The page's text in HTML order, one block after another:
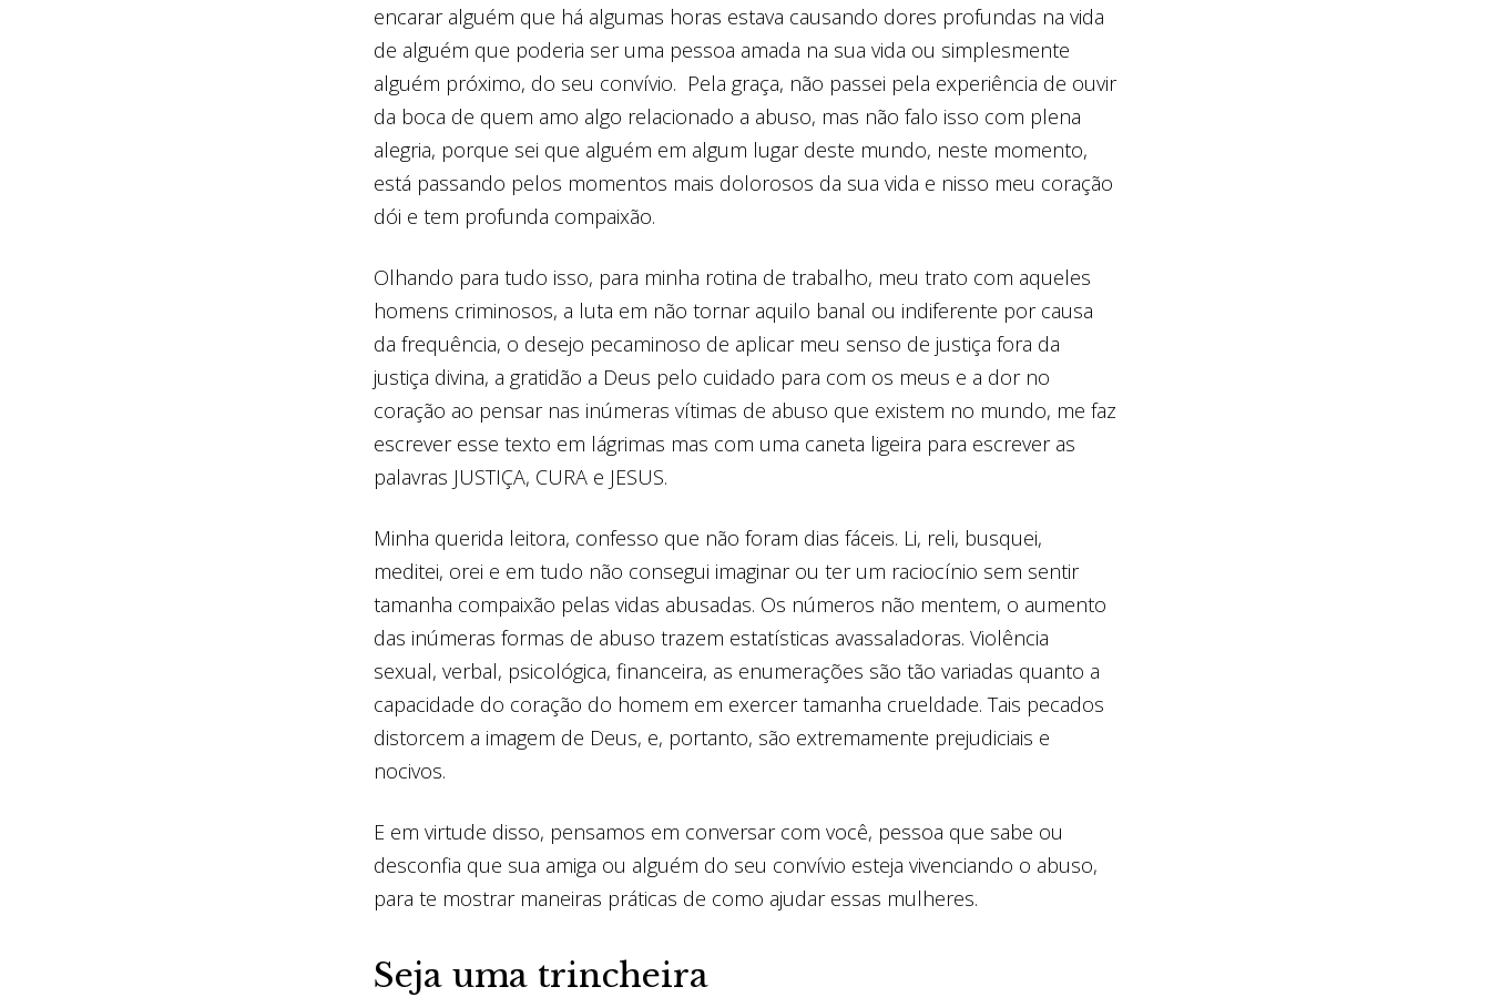
encarar alguém que há algumas horas estava causando dores profundas na vida
de alguém que poderia ser uma pessoa amada na sua vida ou simplesmente
alguém próximo, do seu convívio. Pela graça, não passei pela experiência de ouvir
da boca de quem amo algo relacionado a abuso, mas não falo isso com plena
alegria, porque sei que alguém em algum lugar deste mundo, neste momento,
está passando pelos momentos mais dolorosos da sua vida e nisso meu coração
dói e tem profunda compaixão.
Olhando para tudo isso, para minha rotina de trabalho, meu trato com aqueles
homens criminosos, a luta em não tornar aquilo banal ou indiferente por causa
da frequência, o desejo pecaminoso de aplicar meu senso de justiça fora da
justiça divina, a gratidão a Deus pelo cuidado para com os meus e a dor no
coração ao pensar nas inúmeras vítimas de abuso que existem no mundo, me faz
escrever esse texto em lágrimas mas com uma caneta ligeira para escrever as
palavras JUSTIÇA, CURA e JESUS.
Minha querida leitora, confesso que não foram dias fáceis. Li, reli, busquei,
meditei, orei e em tudo não consegui imaginar ou ter um raciocínio sem sentir
tamanha compaixão pelas vidas abusadas. Os números não mentem, o aumento
das inúmeras formas de abuso trazem estatísticas avassaladoras. Violência
sexual, verbal, psicológica, financeira, as enumerações são tão variadas quanto a
capacidade do coração do homem em exercer tamanha crueldade. Tais pecados
distorcem a imagem de Deus, e, portanto, são extremamente prejudiciais e
nocivos.
E em virtude disso, pensamos em conversar com você, pessoa que sabe ou
desconfia que sua amiga ou alguém do seu convívio esteja vivenciando o abuso,
para te mostrar maneiras práticas de como ajudar essas mulheres.
Seja uma trincheira